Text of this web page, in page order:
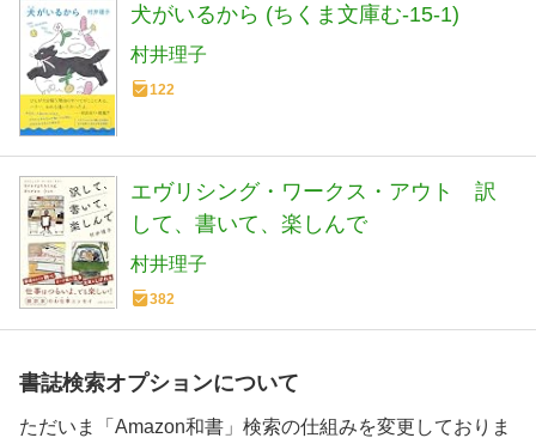
犬がいるから (ちくま文庫む-15-1)
村井理子
122
エヴリシング・ワークス・アウト 訳
して、書いて、楽しんで
村井理子
382
書誌検索オプションについて
ただいま「Amazon和書」検索の仕組みを変更しておりま